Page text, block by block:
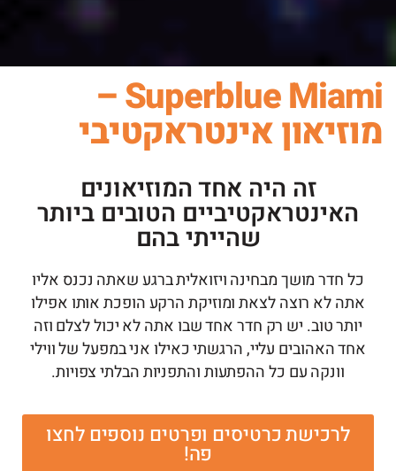
Superblue Miami –
מוזיאון אינטראקטיבי
זה היה אחד המוזיאונים
האינטראקטיביים הטובים ביותר
שהייתי בהם
כל חדר מושך מבחינה ויזואלית ברגע שאתה נכנס אליו
אתה לא רוצה לצאת ומוזיקת ​​הרקע הופכת אותו אפילו
יותר טוב. יש רק חדר אחד שבו אתה לא יכול לצלם וזה
אחד האהובים עליי, הרגשתי כאילו אני במפעל של ווילי
וונקה עם כל ההפתעות והתפניות הבלתי צפויות.
לרכישת כרטיסים ופרטים נוספים לחצו
פה!